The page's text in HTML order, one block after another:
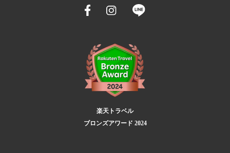
楽天トラベル
ブロンズアワード 2024